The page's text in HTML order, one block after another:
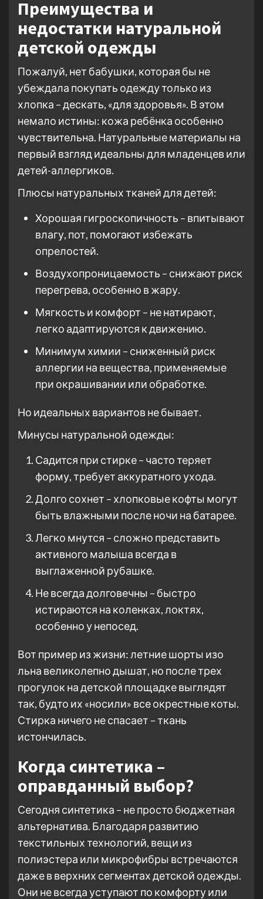
Преимущества и
недостатки натуральной
детской одежды
Пожалуй, нет бабушки, которая бы не
убеждала покупать одежду только из
хлопка – дескать, «для здоровья». В этом
немало истины: кожа ребёнка особенно
чувствительна. Натуральные материалы на
первый взгляд идеальны для младенцев или
детей-аллергиков.
Плюсы натуральных тканей для детей:
Хорошая гигроскопичность – впитывают
влагу, пот, помогают избежать
опрелостей.
Воздухопроницаемость – снижают риск
перегрева, особенно в жару.
Мягкость и комфорт – не натирают,
легко адаптируются к движению.
Минимум химии – сниженный риск
аллергии на вещества, применяемые
при окрашивании или обработке.
Но идеальных вариантов не бывает.
Минусы натуральной одежды:
Садится при стирке – часто теряет
форму, требует аккуратного ухода.
Долго сохнет – хлопковые кофты могут
быть влажными после ночи на батарее.
Легко мнутся – сложно представить
активного малыша всегда в
выглаженной рубашке.
Не всегда долговечны – быстро
истираются на коленках, локтях,
особенно у непосед.
Вот пример из жизни: летние шорты изо
льна великолепно дышат, но после трех
прогулок на детской площадке выглядят
так, будто их «носили» все окрестные коты.
Стирка ничего не спасает – ткань
истончилась.
Когда синтетика –
оправданный выбор?
Сегодня синтетика – не просто бюджетная
альтернатива. Благодаря развитию
текстильных технологий, вещи из
полиэстера или микрофибры встречаются
даже в верхних сегментах детской одежды.
Они не всегда уступают по комфорту или